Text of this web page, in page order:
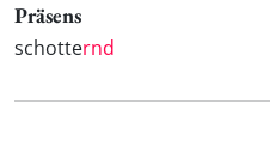
Präsens
schotternd